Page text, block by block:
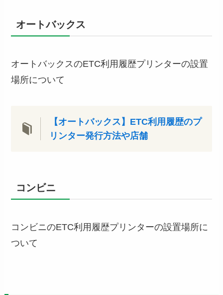
オートバックス
オートバックスのETC利用履歴プリンターの設置
場所について
【オートバックス】ETC利用履歴のプ
リンター発行方法や店舗
コンビニ
コンビニのETC利用履歴プリンターの設置場所に
ついて